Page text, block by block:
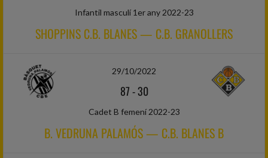
Infantil masculí 1er any 2022-23
SHOPPINS C.B. BLANES — C.B. GRANOLLERS
29/10/2022
87-30
Cadet B femení 2022-23
B. VEDRUNA PALAMÓS — C.B. BLANES B